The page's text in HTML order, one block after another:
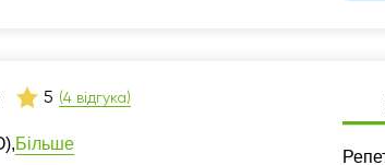
5 (4 відгука)
Більше